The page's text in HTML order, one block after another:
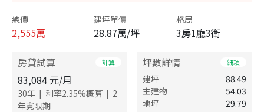
總價
2,555萬
建坪單價
28.87萬/坪
格局
3房1廳3衛
房貸試算 計算
83,084 元/月
30年 | 利率2.35%概算 | 2
年寬限期
坪數詳情 細項
建坪
88.49
主建物
54.03
地坪
29.79